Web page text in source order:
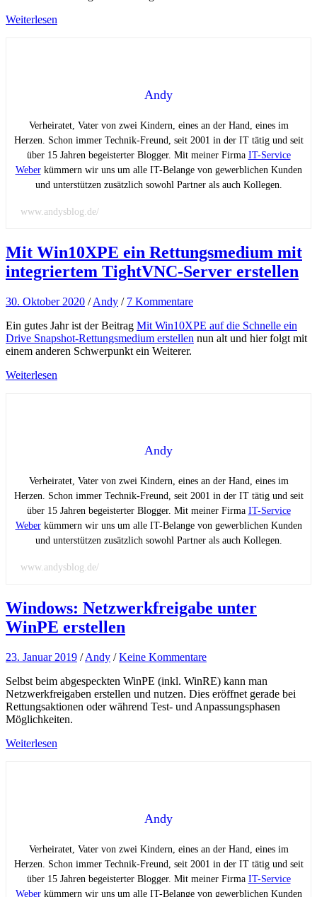
Weiterlesen
Andy
Verheiratet, Vater von zwei Kindern, eines an der Hand, eines im
Herzen. Schon immer Technik-Freund, seit 2001 in der IT tätig und seit
über 15 Jahren begeisterter Blogger. Mit meiner Firma IT-Service
Weberkümmern wir uns um alle IT-Belange von gewerblichen Kunden
und unterstützen zusätzlich sowohl Partner als auch Kollegen.
www.andysblog.de/
Mit Win10XPE ein Rettungsmedium mit
integriertem TightVNC-Server erstellen
30. Oktober 2020 /Andy / 7 Kommentare
Ein gutes Jahr ist der Beitrag Mit Win10XPE auf die Schnelle ein
Drive Snapshot-Rettungsmedium erstellen nun alt und hier folgt mit
einem anderen Schwerpunkt ein Weiterer.
Weiterlesen
Andy
Verheiratet, Vater von zwei Kindern, eines an der Hand, eines im
Herzen. Schon immer Technik-Freund, seit 2001 in der IT tätig und seit
über 15 Jahren begeisterter Blogger. Mit meiner Firma IT-Service
Weberkümmern wir uns um alle IT-Belange von gewerblichen Kunden
und unterstützen zusätzlich sowohl Partner als auch Kollegen.
www.andysblog.de/
Windows: Netzwerkfreigabe unter
WinPE erstellen
23. Januar 2019 /Andy /Keine Kommentare
Selbst beim abgespeckten WinPE (inkl. WinRE) kann man
Netzwerkfreigaben erstellen und nutzen. Dies eröffnet gerade bei
Rettungsaktionen oder während Test- und Anpassungsphasen
Möglichkeiten.
Weiterlesen
Andy
Verheiratet, Vater von zwei Kindern, eines an der Hand, eines im
Herzen. Schon immer Technik-Freund, seit 2001 in der IT tätig und seit
über 15 Jahren begeisterter Blogger. Mit meiner Firma IT-Service
Weberkümmern wir uns um alle IT-Belange von gewerblichen Kunden